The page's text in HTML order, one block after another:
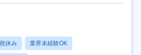
休み 業界未経験OK